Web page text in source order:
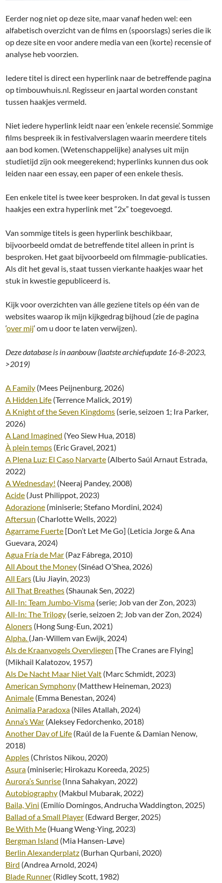
Eerder nog niet op deze site, maar vanaf heden wel: een
alfabetisch overzicht van de films en (spoorslags) series die ik
op deze site en voor andere media van een (korte) recensie of
analyse heb voorzien.
Iedere titel is direct een hyperlink naar de betreffende pagina
op timbouwhuis.nl. Regisseur en jaartal worden constant
tussen haakjes vermeld.
Niet iedere hyperlink leidt naar een ‘enkele recensie’. Sommige
films bespreek ik in festivalverslagen waarin meerdere titels
aan bod komen. (Wetenschappelijke) analyses uit mijn
studietijd zijn ook meegerekend; hyperlinks kunnen dus ook
leiden naar een essay, een paper of een enkele thesis.
Een enkele titel is twee keer besproken. In dat geval is tussen
haakjes een extra hyperlink met “2x” toegevoegd.
Van sommige titels is geen hyperlink beschikbaar,
bijvoorbeeld omdat de betreffende titel alleen in print is
besproken. Het gaat bijvoorbeeld om filmmagie-publicaties.
Als dit het geval is, staat tussen vierkante haakjes waar het
stuk in kwestie gepubliceerd is.
Kijk voor overzichten van álle geziene titels op één van de
websites waarop ik mijn kijkgedrag bijhoud (zie de pagina
‘over mij‘ om u door te laten verwijzen).
Deze database is in aanbouw (laatste archiefupdate 16-8-2023,
>2019)
A Family (Mees Peijnenburg, 2026)
A Hidden Life (Terrence Malick, 2019)
A Knight of the Seven Kingdoms (serie, seizoen 1; Ira Parker,
2026)
A Land Imagined (Yeo Siew Hua, 2018)
À plein temps (Eric Gravel, 2021)
A Plena Luz: El Caso Narvarte (Alberto Saúl Arnaut Estrada,
2022)
A Wednesday! (Neeraj Pandey, 2008)
Acide (Just Philippot, 2023)
Adorazione (miniserie; Stefano Mordini, 2024)
Aftersun (Charlotte Wells, 2022)
Agarrame Fuerte [Don’t Let Me Go] (Leticia Jorge & Ana
Guevara, 2024)
Agua Fría de Mar (Paz Fábrega, 2010)
All About the Money (Sinéad O’Shea, 2026)
All Ears (Liu Jiayin, 2023)
All That Breathes (Shaunak Sen, 2022)
All-In: Team Jumbo-Visma (serie; Job van der Zon, 2023)
All-In: The Trilogy (serie, seizoen 2; Job van der Zon, 2024)
Aloners (Hong Sung-Eun, 2021)
Alpha. (Jan-Willem van Ewijk, 2024)
Als de Kraanvogels Overvliegen [The Cranes are Flying]
(Mikhail Kalatozov, 1957)
Als De Nacht Maar Niet Valt (Marc Schmidt, 2023)
American Symphony (Matthew Heineman, 2023)
Animale (Emma Benestan, 2024)
Animalia Paradoxa (Niles Atallah, 2024)
Anna’s War (Aleksey Fedorchenko, 2018)
Another Day of Life (Raúl de la Fuente & Damian Nenow,
2018)
Apples (Christos Nikou, 2020)
Asura (miniserie; Hirokazu Koreeda, 2025)
Aurora’s Sunrise (Inna Sahakyan, 2022)
Autobiography (Makbul Mubarak, 2022)
Baila, Vini (Emilío Domingos, Andrucha Waddington, 2025)
Ballad of a Small Player (Edward Berger, 2025)
Be With Me (Huang Weng-Ying, 2023)
Bergman Island (Mia Hansen-Løve)
Berlin Alexanderplatz (Burhan Qurbani, 2020)
Bird (Andrea Arnold, 2024)
Blade Runner (Ridley Scott, 1982)